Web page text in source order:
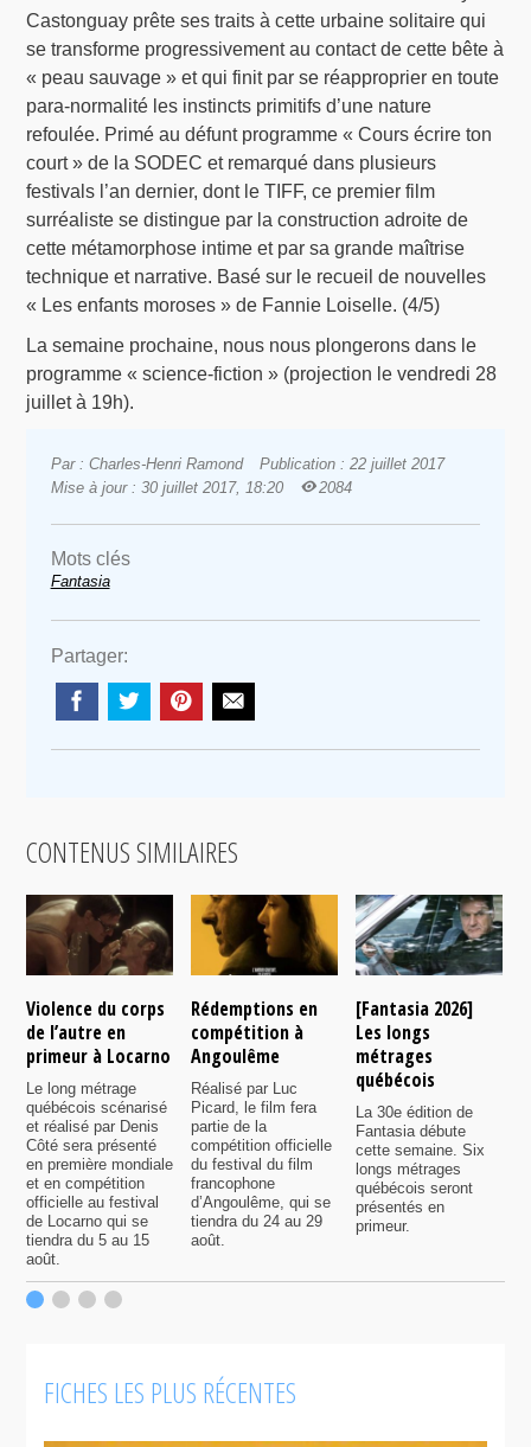
Castonguay prête ses traits à cette urbaine solitaire qui
se transforme progressivement au contact de cette bête à
« peau sauvage » et qui finit par se réapproprier en toute
para-normalité les instincts primitifs d’une nature
refoulée. Primé au défunt programme « Cours écrire ton
court » de la SODEC et remarqué dans plusieurs
festivals l’an dernier, dont le TIFF, ce premier film
surréaliste se distingue par la construction adroite de
cette métamorphose intime et par sa grande maîtrise
technique et narrative. Basé sur le recueil de nouvelles
« Les enfants moroses » de Fannie Loiselle. (4/5)
La semaine prochaine, nous nous plongerons dans le
programme « science-fiction » (projection le vendredi 28
juillet à 19h).
Par : Charles-Henri Ramond
Publication : 22 juillet 2017
Mise à jour : 30 juillet 2017, 18:20
2084
Mots clés
Fantasia
Partager:
CONTENUS SIMILAIRES
Violence du corps
de l’autre en
primeur à Locarno
Le long métrage
québécois scénarisé
et réalisé par Denis
Côté sera présenté
en première mondiale
et en compétition
officielle au festival
de Locarno qui se
tiendra du 5 au 15
août.
Rédemptions en
compétition à
Angoulême
Réalisé par Luc
Picard, le film fera
partie de la
compétition officielle
du festival du film
francophone
d’Angoulême, qui se
tiendra du 24 au 29
août.
[Fantasia 2026]
Les longs
métrages
québécois
La 30e édition de
Fantasia débute
cette semaine. Six
longs métrages
québécois seront
présentés en
primeur.
FICHES LES PLUS RÉCENTES